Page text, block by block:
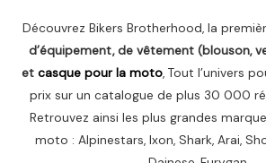
Découvrez Bikers Brotherhood, la
d’équipement, de vêtement (blouson,
et casque pour la moto, Tout l’univers
prix sur un catalogue de plus 30 000
Retrouvez ainsi les plus grandes
moto : Alpinestars, Ixon, Shark, Arai,